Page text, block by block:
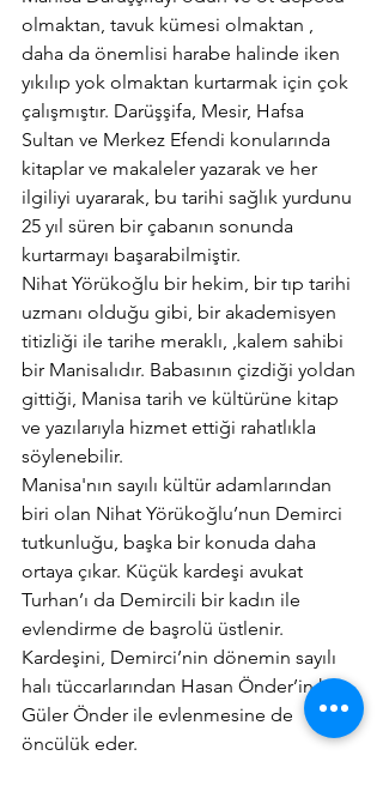
olmaktan, tavuk kümesi olmaktan ,
daha da önemlisi harabe halinde iken
yıkılıp yok olmaktan kurtarmak için çok
çalışmıştır. Darüşşifa, Mesir, Hafsa
Sultan ve Merkez Efendi konularında
kitaplar ve makaleler yazarak ve her
ilgiliyi uyararak, bu tarihi sağlık yurdunu
25 yıl süren bir çabanın sonunda
kurtarmayı başarabilmiştir.
Nihat Yörükoğlu bir hekim, bir tıp tarihi
uzmanı olduğu gibi, bir akademisyen
titizliği ile tarihe meraklı, ,kalem sahibi
bir Manisalıdır. Babasının çizdiği yoldan
gittiği, Manisa tarih ve kültürüne kitap
ve yazılarıyla hizmet ettiği rahatlıkla
söylenebilir.
Manisa'nın sayılı kültür adamlarından
biri olan Nihat Yörükoğlu’nun Demirci
tutkunluğu, başka bir konuda daha
ortaya çıkar. Küçük kardeşi avukat
Turhan’ı da Demircili bir kadın ile
evlendirme de başrolü üstlenir.
Kardeşini, Demirci’nin dönemin sayılı
halı tüccarlarından Hasan Önder’in kızı
Güler Önder ile evlenmesine de
öncülük eder.